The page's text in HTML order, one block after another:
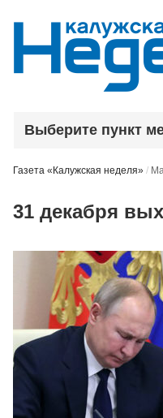
Выберите пункт
Газета «Калужская неделя» /
31 декабря